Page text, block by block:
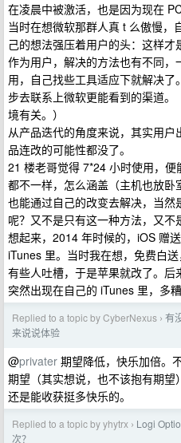
在凌晨中被激活，也是因为现在
当时在想微软那群人真 t 么傲慢，
己的想法强压着用户的头：这样才
作为用户，解决的方法也有不同
用，自己找些工具适应下就解决
步去联系上微软更能看到的渠道
境有关。）
从产品迭代的角度来说，其实用
品连改的可能性都没了。
21 楼老哥觉得 7*24 小时使用，
都不一样，怎么涵盖（主机也放
也能通过自己的改变去解决，当
呢？又不是只有这一种方法，又不
想起来，2014 年时候的，iOS 赠
iTunes 里。当时我在想，免费白
有些人吐槽，于是苹果就改了。后
突然出现在自己的 iTunes 里，多糟
Replied to a topic by CyberNexus › 有
来说说体验
@privater 期望降低，快乐加倍。
期望（其实想说，也不该抱有期
还是能收获挺多快乐的。
Replied to a topic by yhytrx › Logi
次？